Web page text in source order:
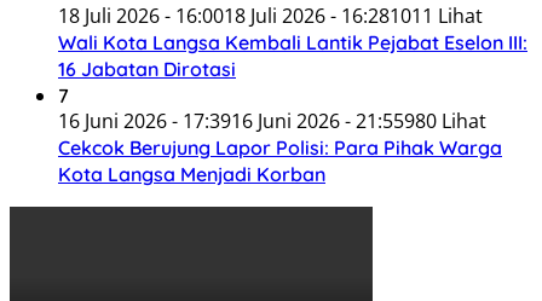
18 Juli 2026 - 16:0018 Juli 2026 - 16:281011 Lihat
Wali Kota Langsa Kembali Lantik Pejabat Eselon III:
16 Jabatan Dirotasi
7
16 Juni 2026 - 17:3916 Juni 2026 - 21:55980 Lihat
Cekcok Berujung Lapor Polisi: Para Pihak Warga
Kota Langsa Menjadi Korban